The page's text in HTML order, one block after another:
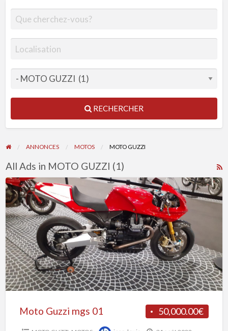
RECHERCHER
ANNONCES MOTOS MOTO GUZZI
All Ads in MOTO GUZZI (1)
Moto
Guzzi
mgs
01
50,000.00€
Moto Guzzi mgs 01